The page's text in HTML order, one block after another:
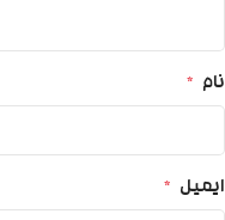
نام *
ایمیل *